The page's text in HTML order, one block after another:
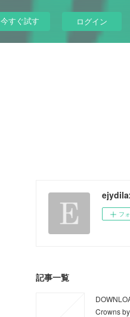
今すぐ試す ログイン
フ
記事一覧
Crowns